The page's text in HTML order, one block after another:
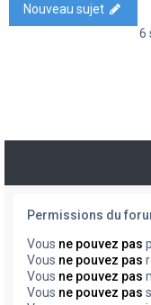
Nouveau sujet
6
Permissions du
Vous ne pouvez pas
Vous ne pouvez pas
Vous ne pouvez pas
Vous ne pouvez pas